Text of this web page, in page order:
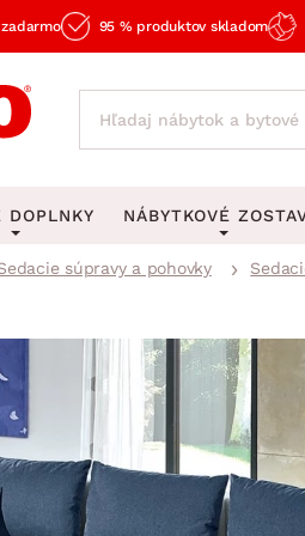
95 % produktov skladom
DOPLNKY
Stropné osvetlenie
Lustre a závesné
Stojacie lampy
Zobrazit vše
NÁBYTKOVÉ
Spálňové
Kancelárske
Kuchynské
Detské zostavy
Predsieňové
súpravy a pohovky